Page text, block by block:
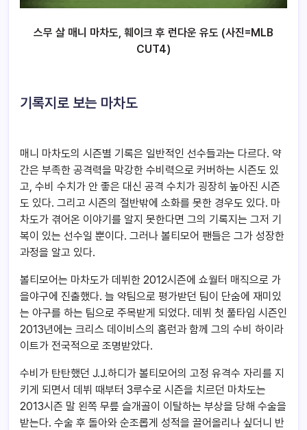
스무 살 매니 마차도, 훼이크 후 런다운 유도 (사진=MLB
CUT4)
기록지로 보는 마차도
매니 마차도의 시즌별 기록은 일반적인 선수들과는 다르다. 약
간은 부족한 공격력을 막강한 수비력으로 커버하는 시즌도 있
고, 수비 수치가 안 좋은 대신 공격 수치가 굉장히 높아진 시즌
도 있다. 그리고 시즌의 절반밖에 소화를 못한 경우도 있다. 마
차도가 겪어온 이야기를 알지 못한다면 그의 기록지는 그저 기
복이 있는 선수일 뿐이다. 그러나 볼티모어 팬들은 그가 성장한
과정을 알고 있다.
볼티모어는 마차도가 데뷔한 2012시즌에 쇼월터 매직으로 가
을야구에 진출했다. 늘 약팀으로 평가받던 팀이 단숨에 재미있
는 야구를 하는 팀으로 주목받게 되었다. 데뷔 첫 풀타임 시즌인
2013년에는 크리스 데이비스의 홈런과 함께 그의 수비 하이라
이트가 전국적으로 조명받았다.
수비가 탄탄했던 J.J.하디가 볼티모어의 고정 유격수 자리를 지
키게 되면서 데뷔 때부터 3루수로 시즌을 치르던 마차도는
2013시즌 말 왼쪽 무릎 슬개골이 이탈하는 부상을 당해 수술을
받는다. 수술 후 돌아와 순조롭게 성적을 끌어올리나 싶더니 반